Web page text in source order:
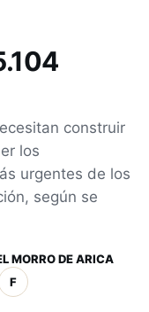
construir
los
urgentes de los
según se
MORRO DE ARICA
F